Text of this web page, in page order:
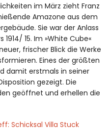
im März zieht Franz
Amazone aus dem
Sie war der Anlass
15. Im »White Cube«
frischer Blick die Werke
Eines der größten
damit erstmals in seiner
gezeigt. Die
geöffnet und erhellen die
Schicksal Villa Stuck